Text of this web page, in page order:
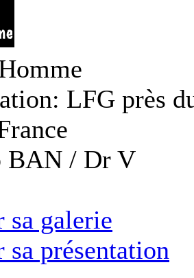
LFG près
BAN / Dr V